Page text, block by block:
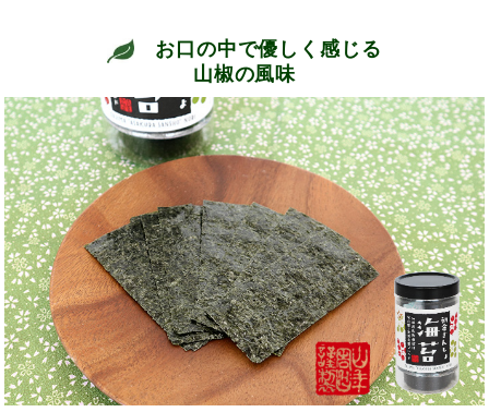
お口の中で優しく感じる
山椒の風味